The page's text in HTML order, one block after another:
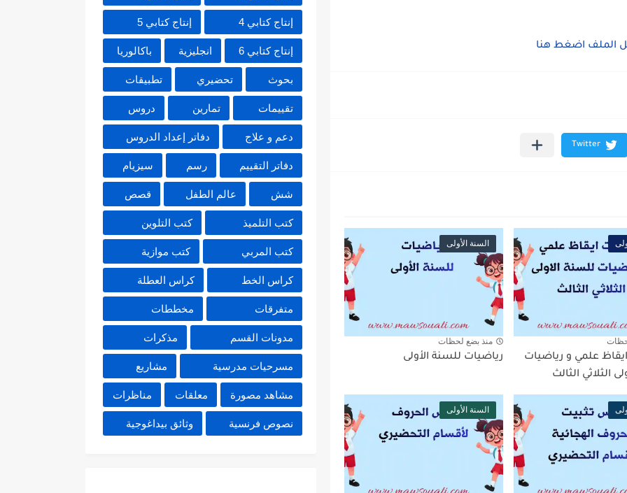
الملف اضغط هنا
علمي و رياضيات
الثلاثي الثالث
السنة الأولى
منذ بضع لحظات
رياضيات للسنة الأولى
السنة الأولى
إنتاج كتابي 4 إنتاج كتابي 5
إنتاج كتابي 6 انجليزية باكالوريا
بحوث تحضيري تطبيقات
تقييمات تمارين دروس
دعم و علاج دفاتر إعداد الدروس
دفاتر التقييم رسم سيزيام
شش عالم الطفل قصص
كتب التلميذ كتب التلوين
كتب المربي كتب موازية
كراس الخط كراس العطلة
متفرقات مخططات
مدونات القسم مذكرات
مسرحيات مدرسية مشاريع
مشاهد مصورة معلقات مناظرات
نصوص فرنسية وثائق بيداغوجية